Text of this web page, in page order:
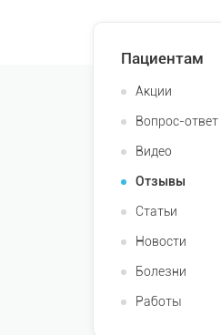
Пациентам
Акции
Вопрос-ответ
Видео
Отзывы
Статьи
Новости
Болезни
Работы